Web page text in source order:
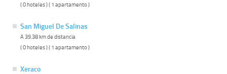
( 0 hoteles ) ( 1 apartamento )
San Miguel De Salinas
A 39.38 km de distancia
( 0 hoteles ) ( 1 apartamento )
Xeraco